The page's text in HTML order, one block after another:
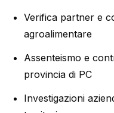
Verifica partner e
agroalimentare
Assenteismo e
provincia di PC
Investigazioni